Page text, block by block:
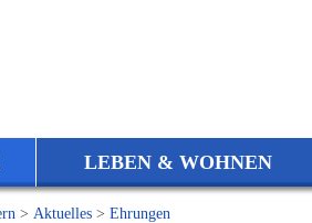
LEBEN & WOHNEN
> Aktuelles > Ehrungen